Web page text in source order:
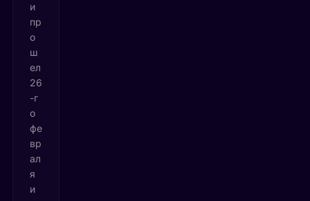
и
пр
о
ш
ел
26
-г
о
фе
вр
ал
я
и